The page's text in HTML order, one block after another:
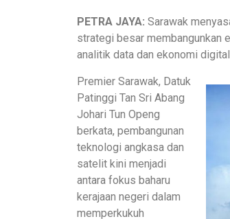
PETRA JAYA: Sarawak
strategi besar membangunkan
analitik data dan ekonomi
Premier Sarawak, Datuk
Patinggi Tan Sri Abang
Johari Tun Openg
berkata, pembangunan
teknologi angkasa dan
satelit kini menjadi
antara fokus baharu
kerajaan negeri dalam
memperkukuh